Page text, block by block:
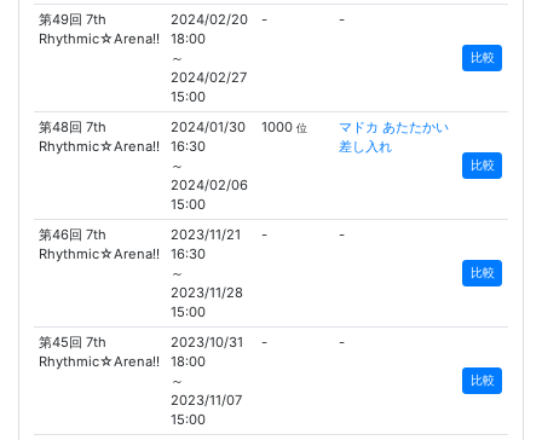
第49回 7th
Rhythmic☆Arena!!
2024/02/20
18:00
～
2024/02/27
15:00
- -
比較
第48回 7th
Rhythmic☆Arena!!
2024/01/30
16:30
～
2024/02/06
15:00
1000位
マドカ あたたかい
差し入れ
比較
第46回 7th
Rhythmic☆Arena!!
2023/11/21
16:30
～
2023/11/28
15:00
- -
比較
第45回 7th
Rhythmic☆Arena!!
2023/10/31
18:00
～
2023/11/07
15:00
- -
比較